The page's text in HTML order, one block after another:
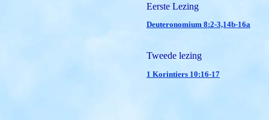
Eerste Lezing
Deuteronomium 8:2-3,14b-16a
Tweede lezing
1 Korintiers 10:16-17